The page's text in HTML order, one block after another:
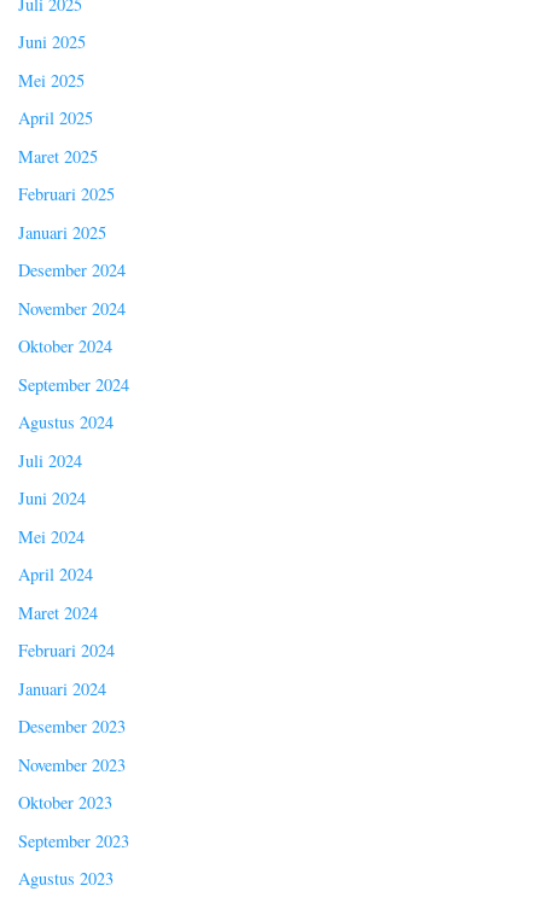
Juni 2025
Mei 2025
April 2025
Maret 2025
Februari 2025
Januari 2025
Desember 2024
November 2024
Oktober 2024
September 2024
Agustus 2024
Juli 2024
Juni 2024
Mei 2024
April 2024
Maret 2024
Februari 2024
Januari 2024
Desember 2023
November 2023
Oktober 2023
September 2023
Agustus 2023